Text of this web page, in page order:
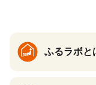
ふるラボと